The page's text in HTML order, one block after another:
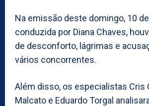
Na emissão deste domingo, 10
conduzida por Diana Chaves,
de desconforto, lágrimas e
vários concorrentes.
Além disso, os especialistas Cris
Malcato e Eduardo Torgal